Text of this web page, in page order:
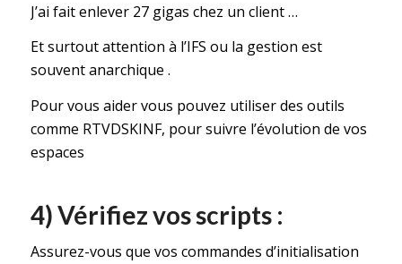
J’ai fait enlever 27 gigas chez un client …
Et surtout attention à l’IFS ou la gestion est
souvent anarchique .
Pour vous aider vous pouvez utiliser des outils
comme RTVDSKINF, pour suivre l’évolution de vos
espaces
4) Vérifiez vos scripts :
Assurez-vous que vos commandes d’initialisation